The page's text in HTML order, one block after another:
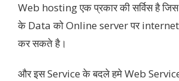
Web hosting एक प्रकार की सर्विस है
के Data को Online server पर internet
कर सकते है।
और इस Service के बदले हमे Web